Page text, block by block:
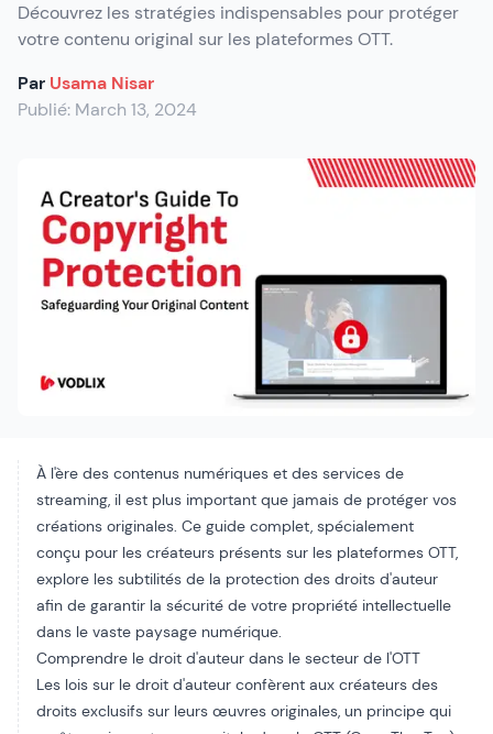
Découvrez les stratégies indispensables pour protéger
votre contenu original sur les plateformes OTT.
Par Usama Nisar
Publié: March 13, 2024
À l'ère des contenus numériques et des services de
streaming, il est plus important que jamais de protéger vos
créations originales. Ce guide complet, spécialement
conçu pour les créateurs présents sur les plateformes OTT,
explore les subtilités de la protection des droits d'auteur
afin de garantir la sécurité de votre propriété intellectuelle
dans le vaste paysage numérique.
Comprendre le droit d'auteur dans le secteur de l'OTT
Les lois sur le droit d'auteur confèrent aux créateurs des
droits exclusifs sur leurs œuvres originales, un principe qui